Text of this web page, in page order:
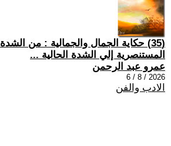
(35) حكاية الجمال والجمالية : من الشدة
المستنصرية إلي الشدة الحالية ...
عمرو عبد الرحمن
2026 / 8 / 6
الادب والفن